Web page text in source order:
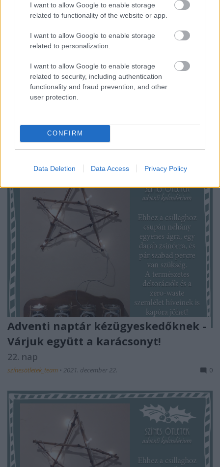
I want to allow Google to enable storage
related to functionality of the website or app.
I want to allow Google to enable storage
related to personalization.
I want to allow Google to enable storage
related to security, including authentication
functionality and fraud prevention, and other
user protection.
CONFIRM
Data Deletion Data Access Privacy Policy
ünnepeként világszerte elterjedt Valentin-, azaz
Bálint-nap a Halloween mellett az egyik
legmegosztóbb ...
Adventi naptár kézügyeskedőknek -
Várjuk együtt a karácsonyt!
22. nap
színesötletek_team • 2021. december 22. 0